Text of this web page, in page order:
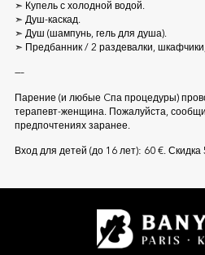
➣ Купель с холодной водой.
➣ Душ-каскад.
➣ Душ (шампунь, гель для душа).
➣ Предбанник / 2 раздевалки,
—–
Парение (и любые Cпа процедуры)
терапевт-женщина. Пожалуйста,
предпочтениях заранее.
Вход для детей (до 16 лет): 60 €.